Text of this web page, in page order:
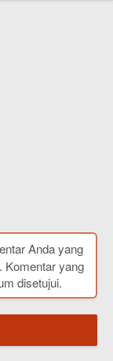
Anda yang
Komentar yang
disetujui.